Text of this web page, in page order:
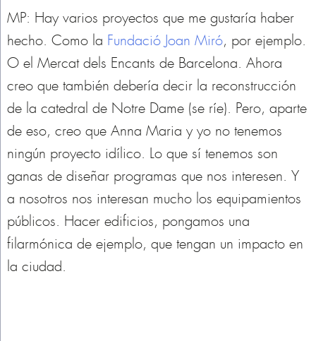
MP: Hay varios proyectos que me gustaría haber
hecho. Como la Fundació Joan Miró, por ejemplo.
O el Mercat dels Encants de Barcelona. Ahora
creo que también debería decir la reconstrucción
de la catedral de Notre Dame (se ríe). Pero, aparte
de eso, creo que Anna Maria y yo no tenemos
ningún proyecto idílico. Lo que sí tenemos son
ganas de diseñar programas que nos interesen. Y
a nosotros nos interesan mucho los equipamientos
públicos. Hacer edificios, pongamos una
filarmónica de ejemplo, que tengan un impacto en
la ciudad.